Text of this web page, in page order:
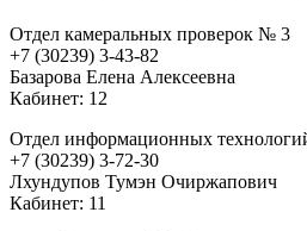
Отдел камеральных проверок № 3
+7 (30239) 3-43-82
Базарова Елена Алексеевна
Кабинет: 12
Отдел информационных
+7 (30239) 3-72-30
Лхундупов Тумэн Очиржапович
Кабинет: 11